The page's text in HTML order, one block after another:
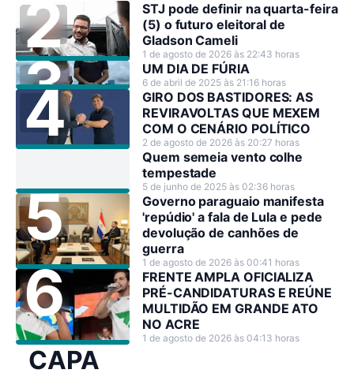
STJ pode definir na quarta-feira
(5) o futuro eleitoral de
Gladson Cameli
1 de agosto de 2026 às 22:43 horas
UM DIA DE FÚRIA
6 de abril de 2025 às 21:16 horas
GIRO DOS BASTIDORES: AS
REVIRAVOLTAS QUE MEXEM
COM O CENÁRIO POLÍTICO
2 de agosto de 2026 às 20:27 horas
Quem semeia vento colhe
tempestade
5 de junho de 2025 às 02:36 horas
Governo paraguaio manifesta
'repúdio' a fala de Lula e pede
devolução de canhões de
guerra
1 de agosto de 2026 às 00:41 horas
FRENTE AMPLA OFICIALIZA
PRÉ-CANDIDATURAS E REÚNE
MULTIDÃO EM GRANDE ATO
NO ACRE
1 de agosto de 2026 às 04:13 horas
CAPA